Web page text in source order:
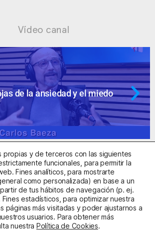
Vídeo canal
de la ansiedad y el miedo
Autorizado con el código E08737002
de PrivacidadPolítica de Cookies
propias y de terceros con las siguientes
funcionales, para permitir la
Fines analíticos, para mostrarte
como personalizada) en base a un
de tus hábitos de navegación (p. ej.
estadísticos, para optimizar nuestra
páginas más visitadas y poder ajustarnos a
usuarios. Para obtener más
nuestra Política de Cookies.